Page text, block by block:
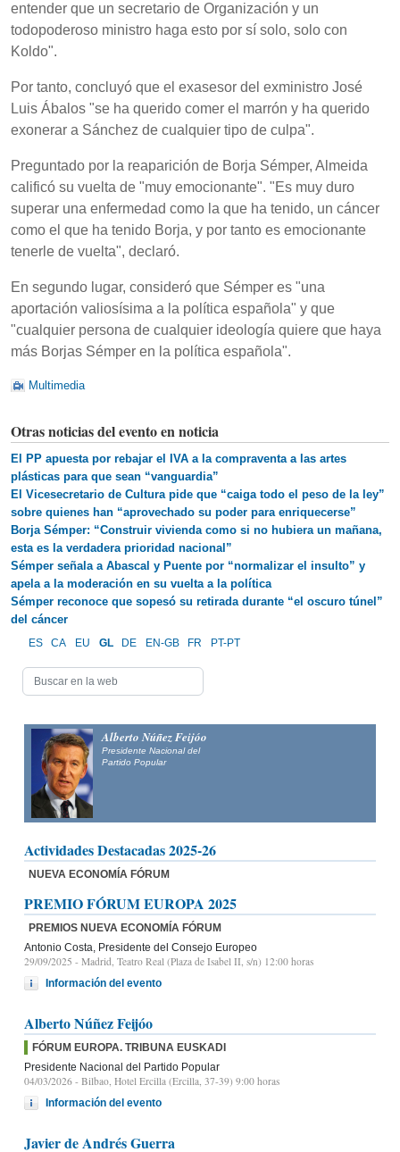
entender que un secretario de Organización y un
todopoderoso ministro haga esto por sí solo, solo con
Koldo".
Por tanto, concluyó que el exasesor del exministro José
Luis Ábalos "se ha querido comer el marrón y ha querido
exonerar a Sánchez de cualquier tipo de culpa".
Preguntado por la reaparición de Borja Sémper, Almeida
calificó su vuelta de "muy emocionante". "Es muy duro
superar una enfermedad como la que ha tenido, un cáncer
como el que ha tenido Borja, y por tanto es emocionante
tenerle de vuelta", declaró.
En segundo lugar, consideró que Sémper es "una
aportación valiosísima a la política española" y que
"cualquier persona de cualquier ideología quiere que haya
más Borjas Sémper en la política española".
Multimedia
Otras noticias del evento en noticia
El PP apuesta por rebajar el IVA a la compraventa a las artes
plásticas para que sean “vanguardia”
El Vicesecretario de Cultura pide que “caiga todo el peso de la ley”
sobre quienes han “aprovechado su poder para enriquecerse”
Borja Sémper: “Construir vivienda como si no hubiera un mañana,
esta es la verdadera prioridad nacional”
Sémper señala a Abascal y Puente por “normalizar el insulto” y
apela a la moderación en su vuelta a la política
Sémper reconoce que sopesó su retirada durante “el oscuro túnel”
del cáncer
ES CA EU GL DE EN-GB FR PT-PT
Alberto Núñez Feijóo
Presidente Nacional del
Partido Popular
Actividades Destacadas 2025-26
NUEVA ECONOMÍA FÓRUM
PREMIO FÓRUM EUROPA 2025
PREMIOS NUEVA ECONOMÍA FÓRUM
Antonio Costa, Presidente del Consejo Europeo
29/09/2025 - Madrid, Teatro Real (Plaza de Isabel II, s/n) 12:00 horas
Información del evento
Alberto Núñez Feijóo
FÓRUM EUROPA. TRIBUNA EUSKADI
Presidente Nacional del Partido Popular
04/03/2026 - Bilbao, Hotel Ercilla (Ercilla, 37-39) 9:00 horas
Información del evento
Javier de Andrés Guerra